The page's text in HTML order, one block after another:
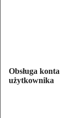
Obsługa konta
użytkownika